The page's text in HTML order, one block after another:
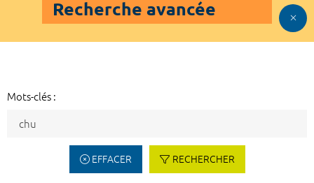
Recherche avancée
Mots-clés :
EFFACER RECHERCHER